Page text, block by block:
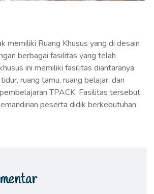
memiliki Ruang Khusus yang di desain
berbagai fasilitas yang telah
ini memiliki fasilitas diantaranya
ruang tamu, ruang belajar, dan
TPACK. Fasilitas tersebut
peserta didik berkebutuhan